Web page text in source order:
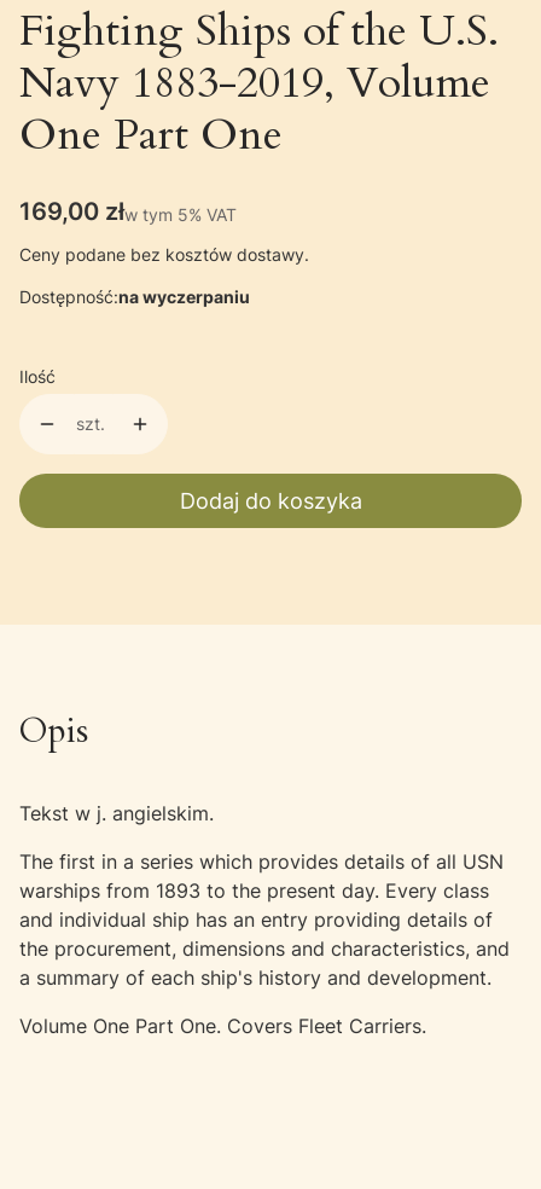
Fighting Ships of the U.S.
Navy 1883-2019, Volume
One Part One
Cena
169,00 złw tym 5% VAT
w tym 5% VAT
Ceny podane bez kosztów dostawy.
Dostępność:na wyczerpaniu
Ilość
szt.
Dodaj do koszyka
Opis
Tekst w j. angielskim.
The first in a series which provides details of all USN
warships from 1893 to the present day. Every class
and individual ship has an entry providing details of
the procurement, dimensions and characteristics, and
a summary of each ship's history and development.
Volume One Part One. Covers Fleet Carriers.